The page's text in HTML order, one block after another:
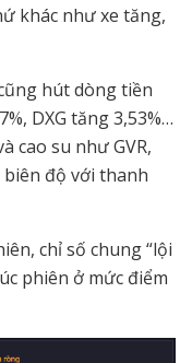
khác như xe tăng,
hút dòng tiền
DXG tăng 3,53%…
cao su như GVR,
biên độ với thanh
chỉ số chung “lội
phiên ở mức điểm